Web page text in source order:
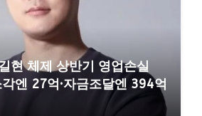
현 체제 상반기 영업손실
엔 27억·자금조달엔 394억